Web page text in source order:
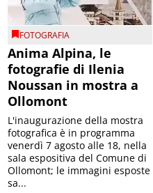
FOTOGRAFIA
Anima Alpina, le
fotografie di Ilenia
Noussan in mostra a
Ollomont
L'inaugurazione della mostra
fotografica è in programma
venerdì 7 agosto alle 18, nella
sala espositiva del Comune di
Ollomont; le immagini esposte
sa...